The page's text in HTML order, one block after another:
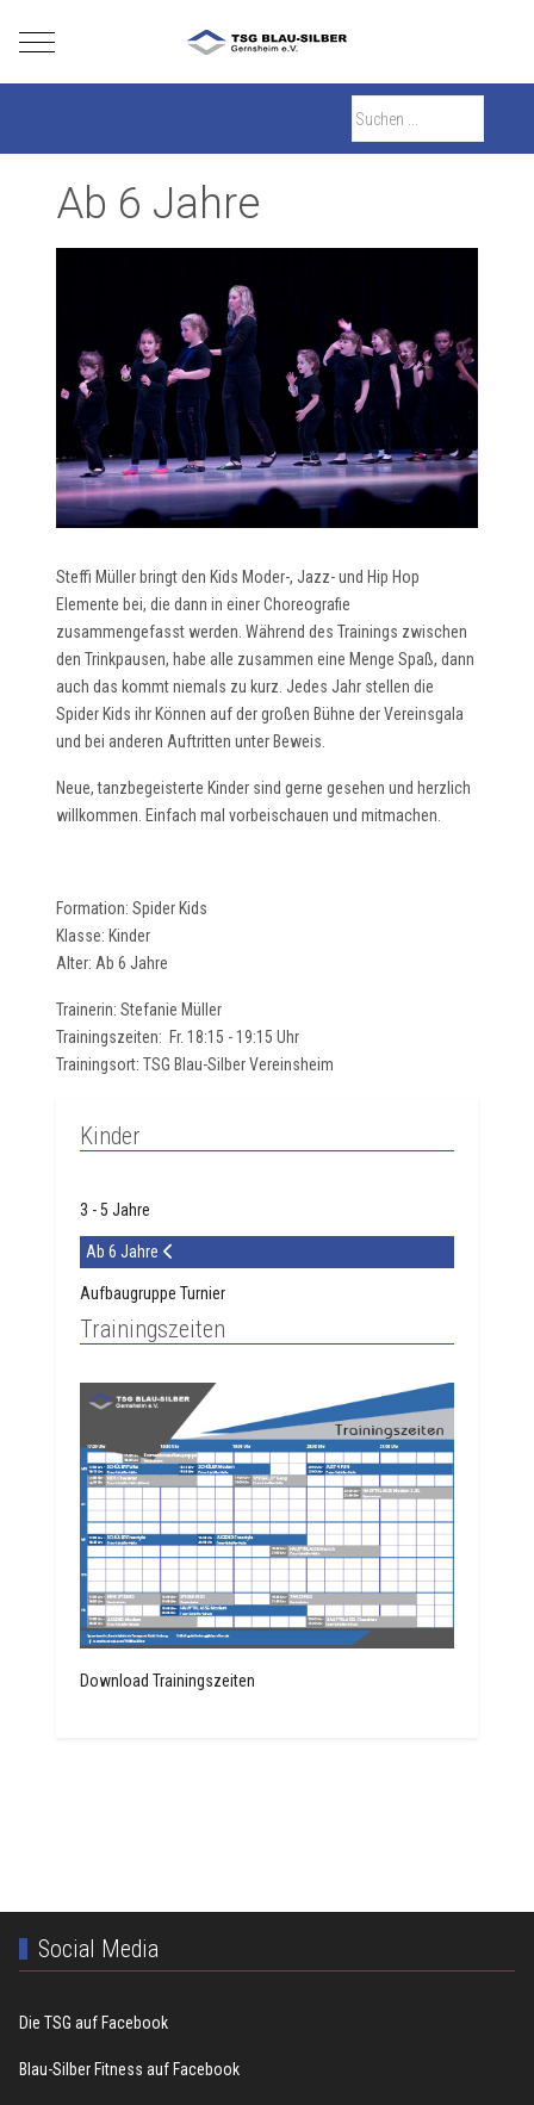
Mobile Menu Toggle
Ab 6 Jahre
Steffi Müller bringt den Kids Moder-, Jazz- und Hip Hop
Elemente bei, die dann in einer Choreografie
zusammengefasst werden. Während des Trainings zwischen
den Trinkpausen, habe alle zusammen eine Menge Spaß, dann
auch das kommt niemals zu kurz. Jedes Jahr stellen die
Spider Kids ihr Können auf der großen Bühne der Vereinsgala
und bei anderen Auftritten unter Beweis.
Neue, tanzbegeisterte Kinder sind gerne gesehen und herzlich
willkommen. Einfach mal vorbeischauen und mitmachen.
Formation: Spider Kids
Klasse: Kinder
Alter: Ab 6 Jahre
Trainerin: Stefanie Müller
Trainingszeiten: Fr. 18:15 - 19:15 Uhr
Trainingsort: TSG Blau-Silber Vereinsheim
Kinder
3 - 5 Jahre
Ab 6 Jahre
Aufbaugruppe Turnier
Trainingszeiten
Download Trainingszeiten
Social Media
Die TSG auf Facebook
Blau-Silber Fitness auf Facebook